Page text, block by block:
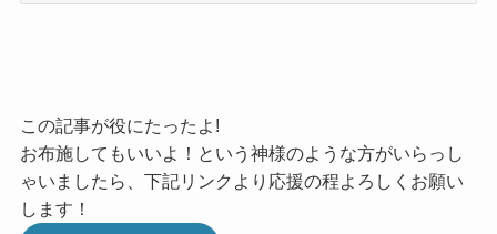
この記事が役にたったよ!
お布施してもいいよ！という神様のような方がいらっし
ゃいましたら、下記リンクより応援の程よろしくお願い
します！